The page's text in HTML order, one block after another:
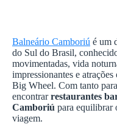
Balneário Camboriú é um
do Sul do Brasil,
movimentadas, vida
impressionantes e atrações
Big Wheel. Com tanto
encontrarrestaurantes
Camboriú para equilibrar
viagem.